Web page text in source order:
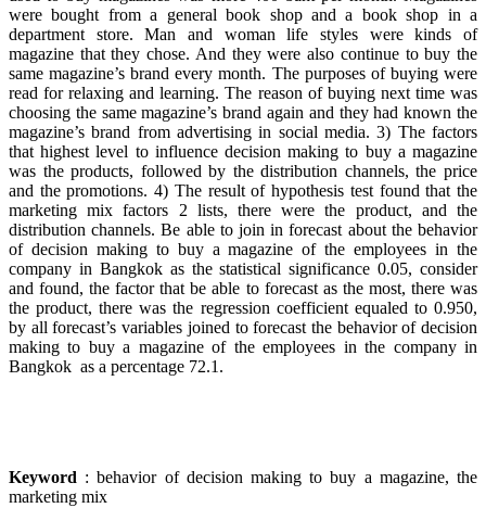
were bought from a general book shop and a book shop in a
department store. Man and woman life styles were kinds of
magazine that they chose. And they were also continue to buy the
same magazine’s brand every month. The purposes of buying were
read for relaxing and learning. The reason of buying next time was
choosing the same magazine’s brand again and they had known the
magazine’s brand from advertising in social media. 3) The factors
that highest level to influence decision making to buy a magazine
was the products, followed by the distribution channels, the price
and the promotions. 4) The result of hypothesis test found that the
marketing mix factors 2 lists, there were the product, and the
distribution channels. Be able to join in forecast about the behavior
of decision making to buy a magazine of the employees in the
company in Bangkok as the statistical significance 0.05, consider
and found, the factor that be able to forecast as the most, there was
the product, there was the regression coefficient equaled to 0.950,
by all forecast’s variables joined to forecast the behavior of decision
making to buy a magazine of the employees in the company in
Bangkok as a percentage 72.1.
Keyword : behavior of decision making to buy a magazine, the
marketing mix